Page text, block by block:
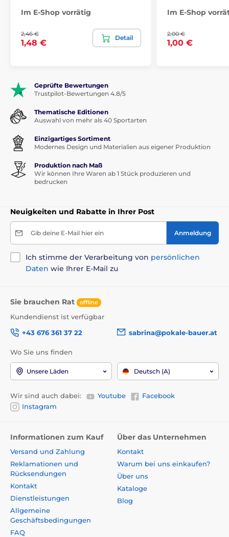
Im E-Shop vorrätig
2,46 €
1,48 €
Detail
Im E-Shop
2,00 €
1,00 €
Geprüfte Bewertungen
Trustpilot-Bewertungen 4.8/5
Thematische Editionen
Auswahl von mehr als 40 Sportarten
Einzigartiges Sortiment
Modernes Design und Materialien aus eigener Produktion
Produktion nach Maß
Wir können Ihre Waren ab 1 Stück produzieren und
bedrucken
Neuigkeiten und Rabatte in Ihrer Post
Gib deine E-Mail hier ein Anmeldung
Ich stimme der Verarbeitung von persönlichen
Daten wie Ihrer E-Mail zu
Sie brauchen Rat offline
Kundendienst ist verfügbar
+43 676 361 37 22
sabrina@pokale-bauer.at
Wo Sie uns finden
Unsere Läden Deutsch (A)
Wir sind auch dabei: Youtube
Facebook
Instagram
Informationen zum Kauf
Versand und Zahlung
Reklamationen und
Rücksendungen
Kontakt
Dienstleistungen
Allgemeine
Geschäftsbedingungen
FAQ
Über das Unternehmen
Kontakt
Warum bei uns einkaufen?
Über uns
Kataloge
Blog